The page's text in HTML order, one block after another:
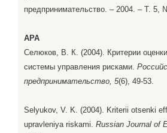
предпринимательство. – 2004. – Т. 5,
APA
Селюков, В. К. (2004). Критерии
системы управления рисками.
предпринимательство, 5(6), 49-53.
Selyukov, V. K. (2004). Kriterii otsenki
upravleniya riskami. Russian Journal of